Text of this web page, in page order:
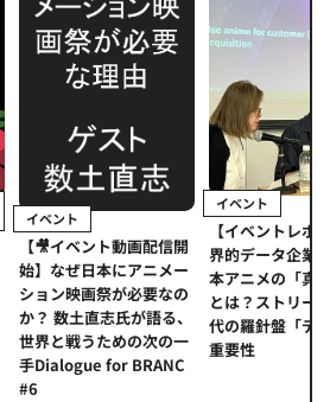
イベント
【🎥イベント動画配信開
始】なぜ日本にアニメー
ション映画祭が必要なの
か？ 数土直志氏が語る、
世界と戦うための次の一
手Dialogue for BRANC
#6
イベント
【イベントレポ
界的データ企業
本アニメの「真
とは？ストリー
代の羅針盤「デ
重要性